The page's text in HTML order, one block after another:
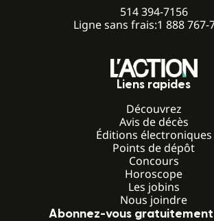
514 394-7156
Ligne sans frais:1 888 767-
Liens rapides
Découvrez
Avis de décès
Éditions électroniques
Points de dépôt
Concours
Horoscope
Les jobins
Nous joindre
Abonnez-vous